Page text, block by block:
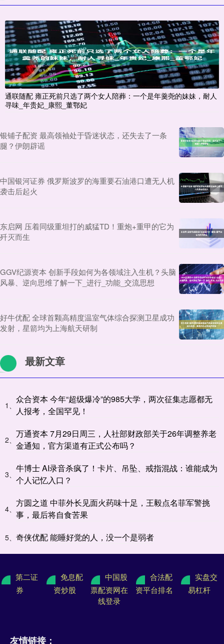
通联随配 雍正死前只选了两个女人陪葬：一个是年羹尧的妹妹，耐人
寻味_年贵妃_康熙_董鄂妃
银铺子配资 最高领袖处于昏迷状态，还失去了一条
腿？伊朗辟谣
中国银河证券 俄罗斯波罗的海重要石油港口遭无人机
袭击后起火
东启网 压着同级重坦打的威猛TD！重炮+重甲的它为
歼灭而生
GGV纪源资本 创新手段如何为各领域注入生机？头脑
风暴、逆向思维了解一下_进行_功能_交流思想
好牛优配 全球首颗高精度温室气体综合探测卫星成功
发射，星箭均为上海航天研制
最新文章
1、
众合资本 今年“超级爆冷”的985大学，两次征集志愿都无
人报考，全国罕见！
2、
万通资本 7月29日周三，人社部财政部关于26年调整养老
金通知，官方渠道有正式公布吗？
3、
牛博士 AI录音杀疯了！卡片、吊坠、戒指混战：谁能成为
个人记忆入口？
4、
方圆之道 中菲外长见面火药味十足，王毅点名菲军警挑
事，最后将自食苦果
5、 奇侠优配 能睡好觉的人，没一个是弱者
第二证
券
免息配
资炒股
中国股
票配资网在
线登录
合法配
资平台排名
实盘交
易杠杆
友情链接：